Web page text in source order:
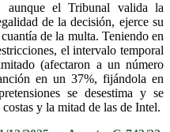
aunque el Tribunal valida la
de la decisión, ejerce su
de la multa. Teniendo en
el intervalo temporal
(afectaron a un número
en un 37%, fijándola en
se desestima y se
y la mitad de las de Intel.